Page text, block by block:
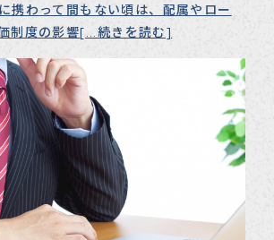
携わって間もない頃は、配属やロー
制度の影響[...続きを読む]